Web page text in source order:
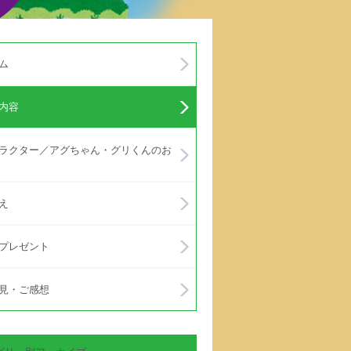
容
クター／アグちゃん・グリくんのお
レゼント
・ご感想